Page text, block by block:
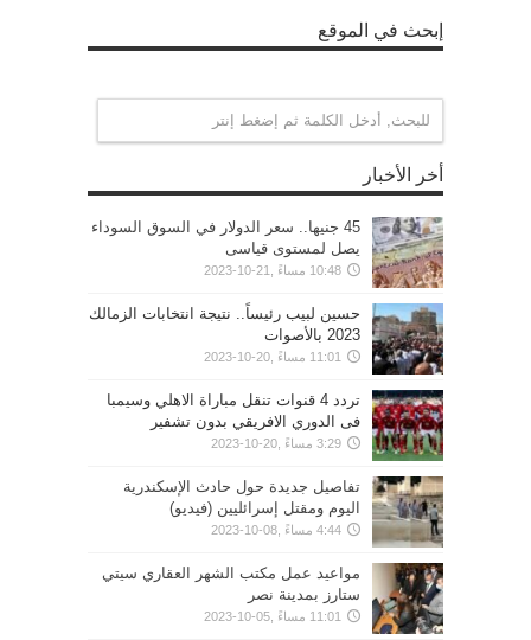
إبحث في الموقع
أخر الأخبار
45 جنيها.. سعر الدولار في السوق السوداء
يصل لمستوى قياسى
10:48 مساءً ,21-10-2023
حسين لبيب رئيساً.. نتيجة انتخابات الزمالك
2023 بالأصوات
11:01 مساءً ,20-10-2023
تردد 4 قنوات تنقل مباراة الاهلي وسيمبا
فى الدوري الافريقي بدون تشفير
3:29 مساءً ,20-10-2023
تفاصيل جديدة حول حادث الإسكندرية
اليوم ومقتل إسرائليين (فيديو)
4:44 مساءً ,08-10-2023
مواعيد عمل مكتب الشهر العقاري سيتي
ستارز بمدينة نصر
11:01 مساءً ,05-10-2023